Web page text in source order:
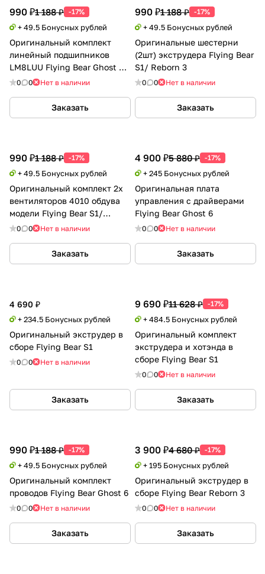
990 ₽1 188 ₽ -17%
+ 49.5 Бонусных рублей
Оригинальный комплект
линейный подшипников
LM8LUU Flying Bear Ghost 6/
5/ 4s/ 4
0 0 Нет в наличии
Заказать
990 ₽1 188 ₽ -17%
+ 49.5 Бонусных рублей
Оригинальные шестерни
(2шт) экструдера Flying Bear
S1/ Reborn 3
0 0 Нет в наличии
Заказать
990 ₽1 188 ₽ -17%
+ 49.5 Бонусных рублей
Оригинальный комплект 2х
вентиляторов 4010 обдува
модели Flying Bear S1/
Reborn 3
0 0 Нет в наличии
Заказать
4 900 ₽5 880 ₽ -17%
+ 245 Бонусных рублей
Оригинальная плата
управления с драйверами
Flying Bear Ghost 6
0 0 Нет в наличии
Заказать
4 690 ₽
+ 234.5 Бонусных рублей
Оригинальный экструдер в
сборе Flying Bear S1
0 0 Нет в наличии
Заказать
9 690 ₽11 628 ₽ -17%
+ 484.5 Бонусных рублей
Оригинальный комплект
экструдера и хотэнда в
сборе Flying Bear S1
0 0 Нет в наличии
Заказать
990 ₽1 188 ₽ -17%
+ 49.5 Бонусных рублей
Оригинальный комплект
проводов Flying Bear Ghost 6
0 0 Нет в наличии
Заказать
3 900 ₽4 680 ₽ -17%
+ 195 Бонусных рублей
Оригинальный экструдер в
сборе Flying Bear Reborn 3
0 0 Нет в наличии
Заказать